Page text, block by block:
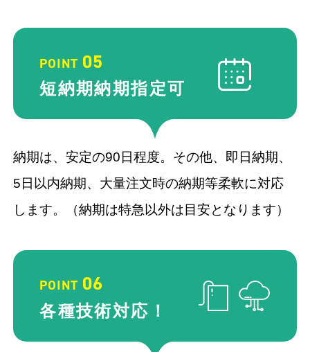
POINT 05
短納期納期指定可
納期は、安定の90日程度。その他、即日納期、
5日以内納期、大量注文時の納期等柔軟に対応
します。（納期は特急以外は目安となります）
POINT 06
各種技術対応！